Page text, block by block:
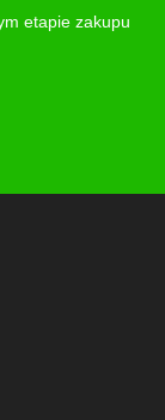
etapie zakupu